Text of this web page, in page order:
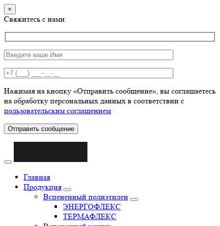
×
Свяжитесь с нами
Нажимая на кнопку «Отправить сообщение», вы соглашаетесь
на обработку персональных данных в соответствии с
пользовательским соглашением
Отправить сообщение
Главная
Продукция
Вспененный полиэтилен
ЭНЕРГОФЛЕКС
ТЕРМАФЛЕКС